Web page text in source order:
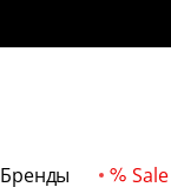
Бренды Sale